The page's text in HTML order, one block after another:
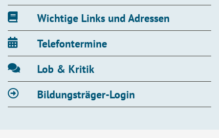
Wichtige Links und Adressen
Telefontermine
Lob & Kritik
Bildungsträger-Login